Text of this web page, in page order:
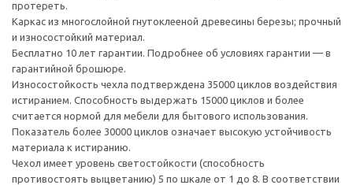
протереть.
Каркас из многослойной гнутоклееной древесины березы; прочный
и износостойкий материал.
Бесплатно 10 лет гарантии. Подробнее об условиях гарантии — в
гарантийной брошюре.
Износостойкость чехла подтверждена 35000 циклов воздействия
истиранием. Способность выдержать 15000 циклов и более
считается нормой для мебели для бытового использования.
Показатель более 30000 циклов означает высокую устойчивость
материала к истиранию.
Чехол имеет уровень светостойкости (способность
противостоять выцветанию) 5 по шкале от 1 до 8. В соответствии